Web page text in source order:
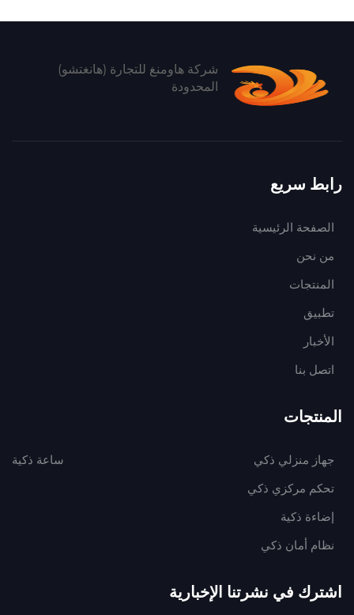
شركة هاومنغ للتجارة (هانغتشو)
المحدودة
رابط سريع
الصفحة الرئيسية
من نحن
المنتجات
تطبيق
الأخبار
اتصل بنا
المنتجات
جهاز منزلي ذكي
تحكم مركزي ذكي
إضاءة ذكية
نظام أمان ذكي
ساعة ذكية
اشترك في نشرتنا الإخبارية